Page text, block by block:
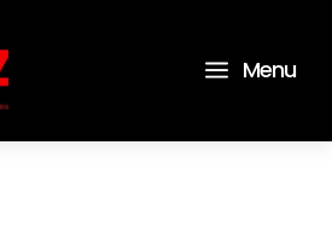
a Menu